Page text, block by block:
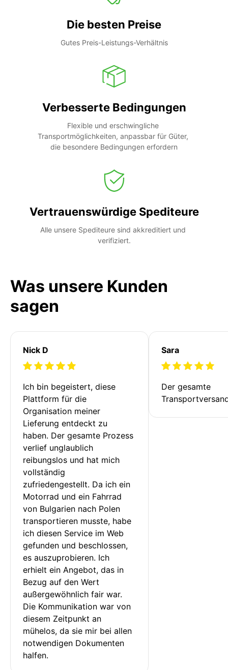
Die besten Preise
Gutes Preis-Leistungs-Verhältnis
Verbesserte Bedingungen
Flexible und erschwingliche
Transportmöglichkeiten, anpassbar für Güter,
die besondere Bedingungen erfordern
Vertrauenswürdige Spediteure
Alle unsere Spediteure sind akkreditiert und
verifiziert.
Was unsere Kunden
sagen
Nick D
Ich bin begeistert, diese
Plattform für die
Organisation meiner
Lieferung entdeckt zu
haben. Der gesamte Prozess
verlief unglaublich
reibungslos und hat mich
vollständig
zufriedengestellt. Da ich ein
Motorrad und ein Fahrrad
von Bulgarien nach Polen
transportieren musste, habe
ich diesen Service im Web
gefunden und beschlossen,
es auszuprobieren. Ich
erhielt ein Angebot, das in
Bezug auf den Wert
außergewöhnlich fair war.
Die Kommunikation war von
diesem Zeitpunkt an
mühelos, da sie mir bei allen
notwendigen Dokumenten
halfen.
Sara
Der gesamte